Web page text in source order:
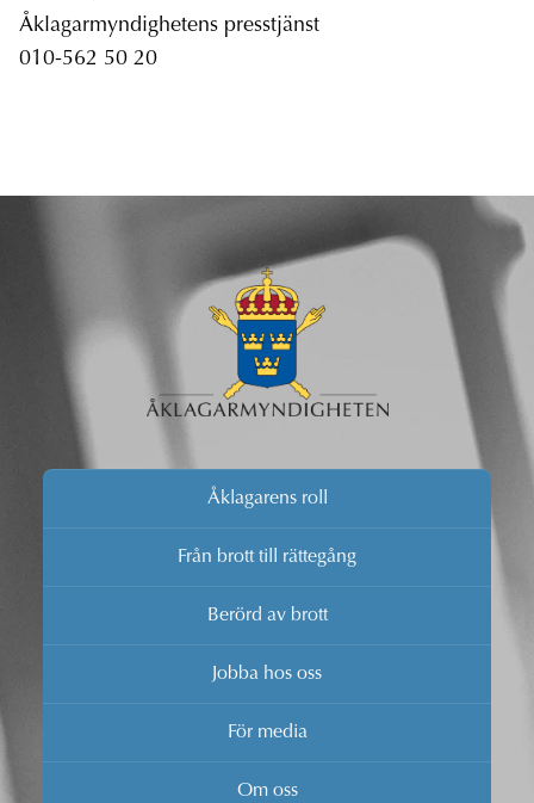
Åklagarmyndighetens presstjänst
010-562 50 20
Åklagarens roll
Från brott till rättegång
Berörd av brott
Jobba hos oss
För media
Om oss